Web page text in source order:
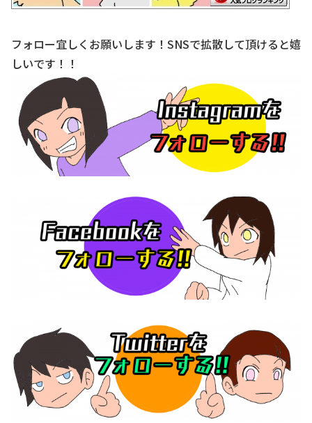
フォロー宜しくお願いします！SNSで拡散して頂けると嬉
しいです！！